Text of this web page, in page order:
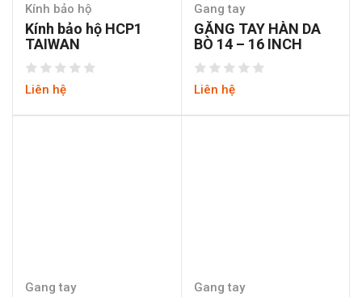
Kính bảo hộ
Kính bảo hộ HCP1
TAIWAN
Liên hệ
Gang tay
GĂNG TAY HÀN DA
BÒ 14 – 16 INCH
Liên hệ
Gang tay Gang tay